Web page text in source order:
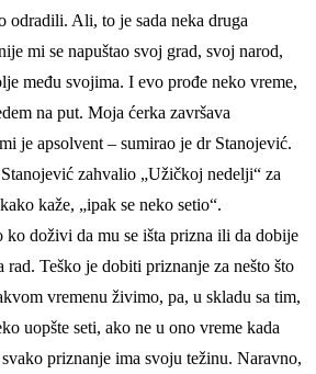
odradili. Ali, to je sada neka druga
mi se napuštao svoj grad, svoj narod,
među svojima. I evo prođe neko vreme,
na put. Moja ćerka završava
je apsolvent – sumirao je dr Stanojević.
zahvalio „Užičkoj nedelji“ za
kaže, „ipak se neko setio“.
ko doživi da mu se išta prizna ili da dobije
Teško je dobiti priznanje za nešto što
vremenu živimo, pa, u skladu sa tim,
uopšte seti, ako ne u ono vreme kada
priznanje ima svoju težinu. Naravno,